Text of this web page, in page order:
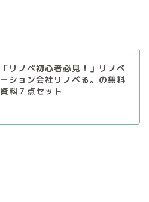
「リノベ初心者必見！」リノベ
ーション会社リノベる。の無料
資料７点セット